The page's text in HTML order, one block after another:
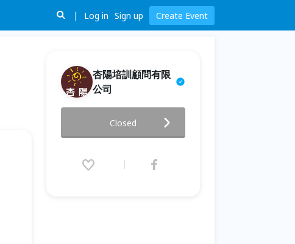
Log in Sign up Create Event
杏陽培訓顧問有限
公司
2019.11.23 (Sat) 09:00 - 11.24
Closed